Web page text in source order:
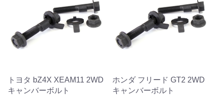
トヨタ bZ4X XEAM11 2WD
キャンバーボルト
ホンダ フリード GT2 2WD
キャンバーボルト